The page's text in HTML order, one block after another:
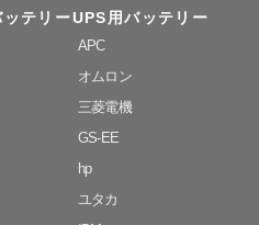
ッテリー UPS用バッテリー
APC
オムロン
三菱電機
GS-EE
hp
ユタカ